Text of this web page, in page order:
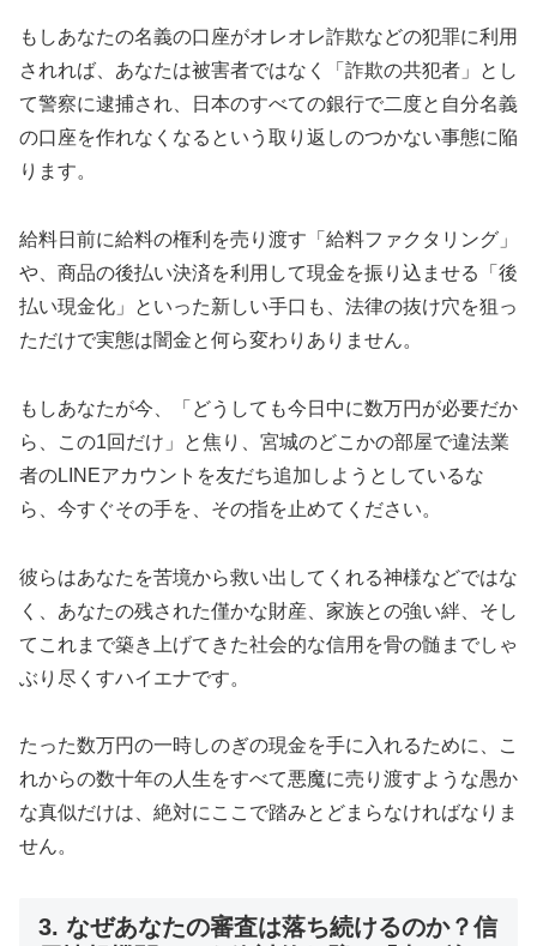
もしあなたの名義の口座がオレオレ詐欺などの犯罪に利用
されれば、あなたは被害者ではなく「詐欺の共犯者」とし
て警察に逮捕され、日本のすべての銀行で二度と自分名義
の口座を作れなくなるという取り返しのつかない事態に陥
ります。
給料日前に給料の権利を売り渡す「給料ファクタリング」
や、商品の後払い決済を利用して現金を振り込ませる「後
払い現金化」といった新しい手口も、法律の抜け穴を狙っ
ただけで実態は闇金と何ら変わりありません。
もしあなたが今、「どうしても今日中に数万円が必要だか
ら、この1回だけ」と焦り、宮城のどこかの部屋で違法業
者のLINEアカウントを友だち追加しようとしているな
ら、今すぐその手を、その指を止めてください。
彼らはあなたを苦境から救い出してくれる神様などではな
く、あなたの残された僅かな財産、家族との強い絆、そし
てこれまで築き上げてきた社会的な信用を骨の髄までしゃ
ぶり尽くすハイエナです。
たった数万円の一時しのぎの現金を手に入れるために、こ
れからの数十年の人生をすべて悪魔に売り渡すような愚か
な真似だけは、絶対にここで踏みとどまらなければなりま
せん。
3. なぜあなたの審査は落ち続けるのか？信